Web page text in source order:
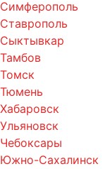
Симферополь
Ставрополь
Сыктывкар
Тамбов
Томск
Тюмень
Хабаровск
Ульяновск
Чебоксары
Южно-Сахалинск